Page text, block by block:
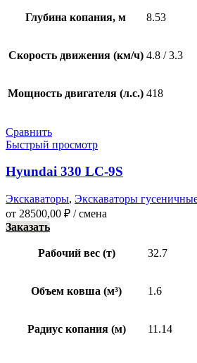
Глубина копания, м 8.53
Скорость движения (км/ч) 4.8 / 3.3
Мощность двигателя (л.с.) 418
Сравнить
Быстрый просмотр
Hyundai 330 LC-9S
Экскаваторы, Экскаваторы
от 28500,00 ₽ / смена
Заказать
Рабочий вес (т) 32.7
Объем ковша (м³) 1.6
Радиус копания (м) 11.14